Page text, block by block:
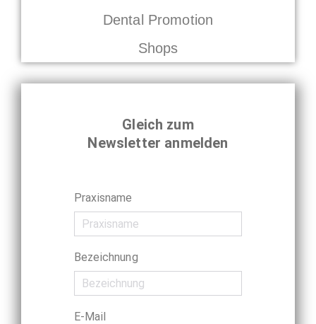
Dental Promotion
Shops
Gleich zum
Newsletter anmelden
Praxisname
Bezeichnung
E-Mail